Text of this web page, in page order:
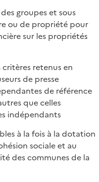
groupes et sous
ou de propriété pour
sur les propriétés
retenus en
de presse
de référence
que celles
indépendants
à la fois à la dotation
sociale et au
des communes de la